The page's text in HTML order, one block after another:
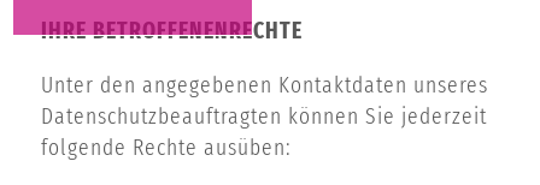
IHRE BETROFFENENRECHTE
Unter den angegebenen Kontaktdaten unseres
Datenschutzbeauftragten können Sie jederzeit
folgende Rechte ausüben: